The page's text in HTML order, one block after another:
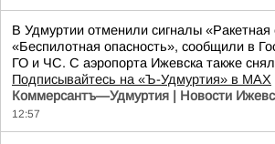
В Удмуртии отменили сигналы «Ракетная
«Беспилотная опасность», сообщили в
ГО и ЧС. С аэропорта Ижевска также
Подписывайтесь на «Ъ-Удмуртия» в MAX
Коммерсантъ—Удмуртия | Новости
12:57